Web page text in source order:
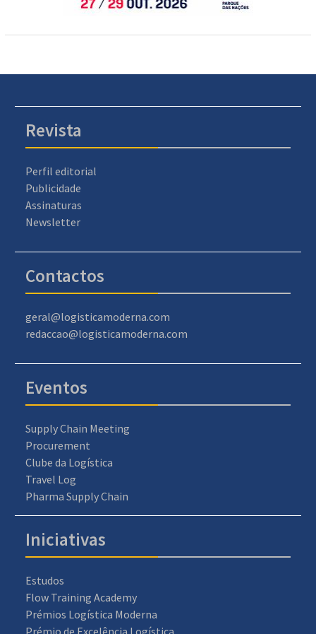
Revista
Perfil editorial
Publicidade
Assinaturas
Newsletter
Contactos
geral@logisticamoderna.com
redaccao@logisticamoderna.com
Eventos
Supply Chain Meeting
Procurement
Clube da Logística
Travel Log
Pharma Supply Chain
Iniciativas
Estudos
Flow Training Academy
Prémios Logística Moderna
Prémio de Excelência Logística